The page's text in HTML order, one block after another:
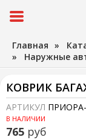
Главная »
» Наружные
КОВРИК
АРТИКУЛ
В НАЛИЧИИ
765 руб